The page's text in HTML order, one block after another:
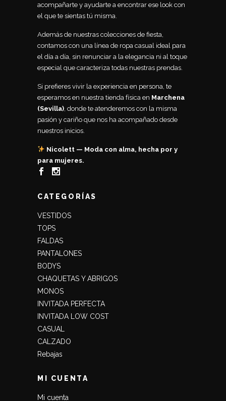
acompañarte y ayudarte a encontrar ese look con
el que te sientas tú misma.
Además de nuestras colecciones de fiesta,
contamos con una línea de ropa casual ideal para
el día a día, sin renunciar a la elegancia ni al toque
especial que caracteriza todas nuestras prendas.
Si prefieres vivir la experiencia en persona, te
esperamos en nuestra tienda física en Marchena
(Sevilla) , donde te atenderemos con la misma
pasión y cariño que nos ha acompañado desde
nuestros inicios.
Nicolett — Moda con alma, hecha por y
para mujeres.
CATEGORÍAS
VESTIDOS
TOPS
FALDAS
PANTALONES
BODYS
CHAQUETAS Y ABRIGOS
MONOS
INVITADA PERFECTA
INVITADA LOW COST
CASUAL
CALZADO
Rebajas
MI CUENTA
Mi cuenta